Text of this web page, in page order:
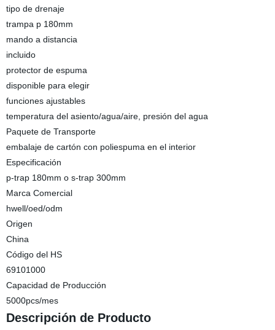
tipo de drenaje
trampa p 180mm
mando a distancia
incluido
protector de espuma
disponible para elegir
funciones ajustables
temperatura del asiento/agua/aire, presión del agua
Paquete de Transporte
embalaje de cartón con poliespuma en el interior
Especificación
p-trap 180mm o s-trap 300mm
Marca Comercial
hwell/oed/odm
Origen
China
Código del HS
69101000
Capacidad de Producción
5000pcs/mes
Descripción de Producto